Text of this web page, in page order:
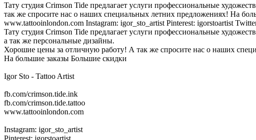
Taту cтудия Crimson Tide предлагает услуги профессиональные
так же спросите нас о наших специальных летних предложениях! На
www.tattooinlondon.com Instagram: igor_sto_artist Pinterest: igorstoartist
Taту cтудия Crimson Tide предлагает услуги профессиональные
а так же персональные дизайны.
Хорошие цены за отличную работу! А так же спросите нас о наших
На большие заказы Большие скидки
Igor Sto - Tattoo Artist
fb.com/crimson.tide.ink
fb.com/crimson.tide.tattoo
www.tattooinlondon.com
Instagram: igor_sto_artist
Pinterest: igorstoartist